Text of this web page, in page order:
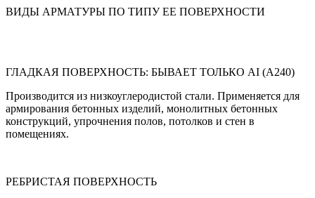
ВИДЫ АРМАТУРЫ ПО ТИПУ ЕЕ ПОВЕРХНОСТИ
ГЛАДКАЯ ПОВЕРХНОСТЬ: БЫВАЕТ ТОЛЬКО AI (А240)
Производится из низкоуглеродистой стали. Применяется для
армирования бетонных изделий, монолитных бетонных
конструкций, упрочнения полов, потолков и стен в
помещениях.
РЕБРИСТАЯ ПОВЕРХНОСТЬ